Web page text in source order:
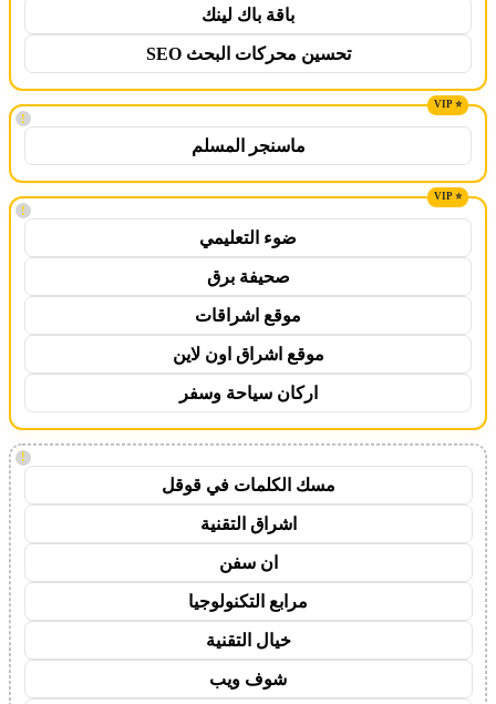
باقة باك لينك
تحسين محركات البحث SEO
!
ماسنجر المسلم
!
ضوء التعليمي
صحيفة برق
موقع اشراقات
موقع اشراق اون لاين
اركان سياحة وسفر
!
مسك الكلمات في قوقل
اشراق التقنية
ان سفن
مرابع التكنولوجيا
خيال التقنية
شوف ويب